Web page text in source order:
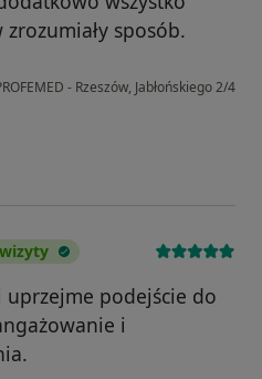
sposób.
- Rzeszów, Jabłońskiego 2/4
podejście do
i